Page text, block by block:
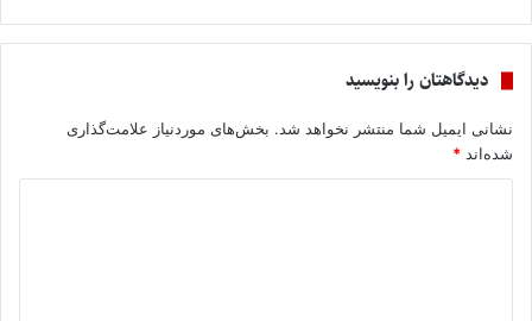
دیدگاهتان را بنویسید
نشانی ایمیل شما منتشر نخواهد شد. بخش‌های موردنیاز علامت‌گذاری
شده‌اند *